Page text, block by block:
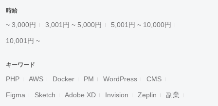
時給
~ 3,000円 3,001円 ~ 5,000円 5,001円 ~ 10,000円
10,001円 ~
キーワード
PHP AWS Docker PM WordPress CMS
Figma Sketch Adobe XD Invision Zeplin 副業